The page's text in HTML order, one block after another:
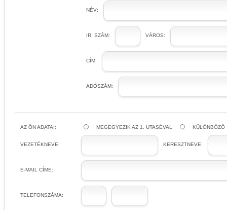
NÉV:
IR. SZÁM: VÁROS:
CÍM:
ADÓSZÁM:
AZ ÖN ADATAI: MEGEGYEZIK AZ 1. UTASÉVAL KÜLÖNBÖZŐ
VEZETÉKNEVE: KERESZTNEVE:
E-MAIL CÍME:
TELEFONSZÁMA: